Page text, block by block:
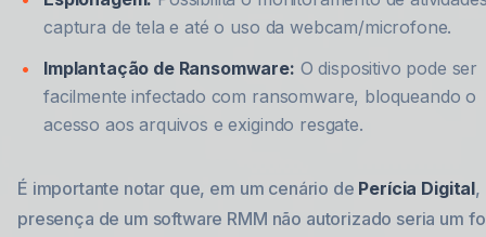
captura de tela e até o uso da webcam/microfone.
Implantação de Ransomware: O dispositivo pode ser
facilmente infectado com ransomware, bloqueando o
acesso aos arquivos e exigindo resgate.
É importante notar que, em um cenário de Perícia Digital,
presença de um software RMM não autorizado seria um